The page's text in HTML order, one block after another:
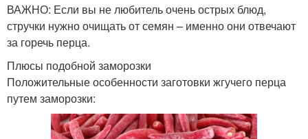
ВАЖНО: Если вы не любитель очень острых блюд,
стручки нужно очищать от семян – именно они отвечают
за горечь перца.
Плюсы подобной заморозки
Положительные особенности заготовки жгучего перца
путем заморозки: